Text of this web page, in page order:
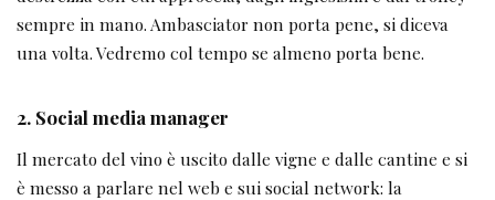
sempre in mano. Ambasciator non porta pene, si diceva
una volta. Vedremo col tempo se almeno porta bene.
2. Social media manager
Il mercato del vino è uscito dalle vigne e dalle cantine e si
è messo a parlare nel web e sui social network: la